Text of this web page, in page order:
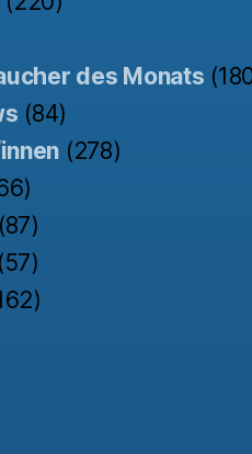
des Monats
(84)
(278)
(87)
(57)